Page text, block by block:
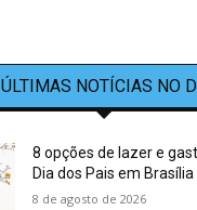
ÚLTIMAS NOTÍCIAS NO
8 opções de lazer e
Dia dos Pais em Brasília
8 de agosto de 2026